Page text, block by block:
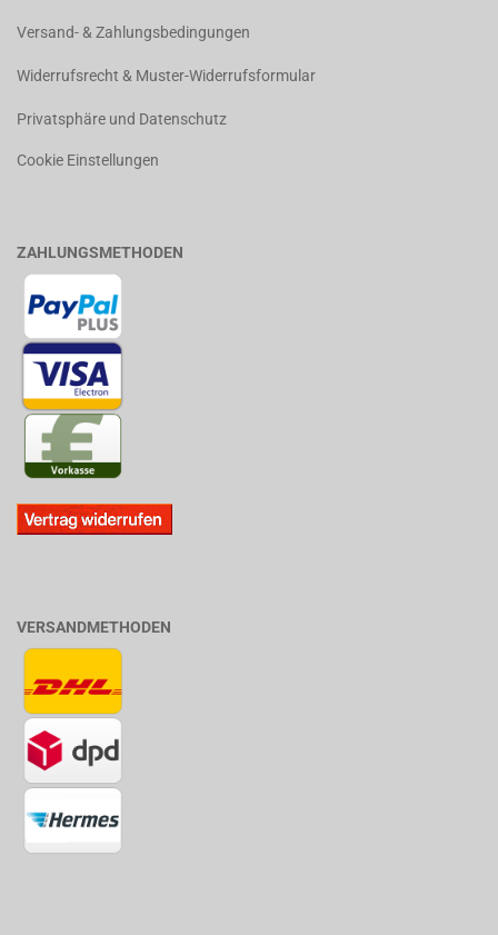
Versand- & Zahlungsbedingungen
Widerrufsrecht & Muster-Widerrufsformular
Privatsphäre und Datenschutz
Cookie Einstellungen
ZAHLUNGSMETHODEN
VERSANDMETHODEN